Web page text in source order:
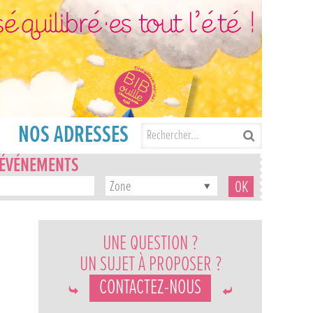
NOS ADRESSES
Zone
UNE QUESTION ?
UN SUJET À PROPOSER ?
CONTACTEZ-NOUS